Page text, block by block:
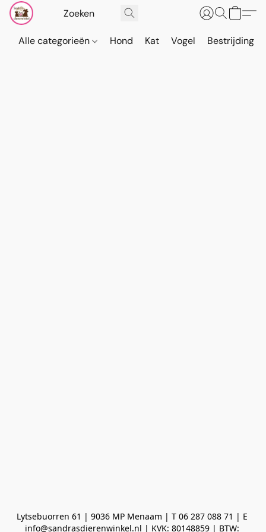
Alle categorieën Hond Kat Vogel Bestrijding
Lytsebuorren 61 | 9036 MP Menaam | T 06 287 088 71 | E
info@sandrasdierenwinkel.nl | KVK: 80148859 | BTW: